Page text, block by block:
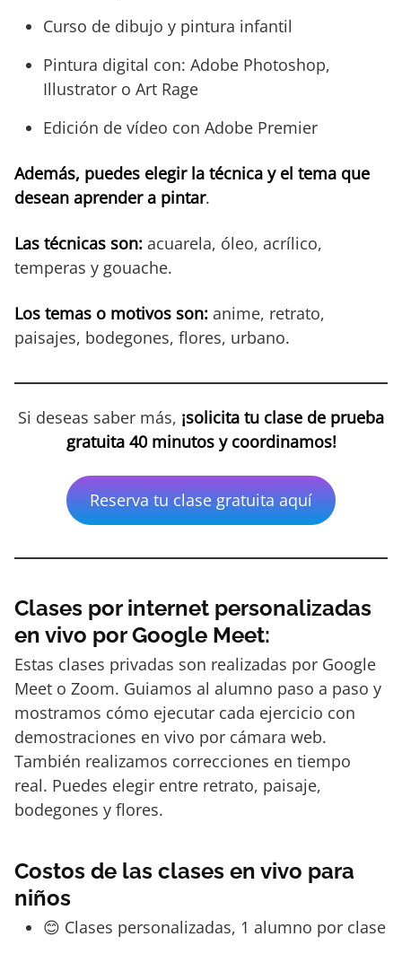
Curso de dibujo y pintura infantil
Pintura digital con: Adobe Photoshop,
Illustrator o Art Rage
Edición de vídeo con Adobe Premier
Además, puedes elegir la técnica y el tema que
desean aprender a pintar.
Las técnicas son: acuarela, óleo, acrílico,
temperas y gouache.
Los temas o motivos son: anime, retrato,
paisajes, bodegones, flores, urbano.
Si deseas saber más, ¡solicita tu clase de prueba
gratuita 40 minutos y coordinamos!
Reserva tu clase gratuita aquí
Clases por internet personalizadas
en vivo por Google Meet:
Estas clases privadas son realizadas por Google
Meet o Zoom. Guiamos al alumno paso a paso y
mostramos cómo ejecutar cada ejercicio con
demostraciones en vivo por cámara web.
También realizamos correcciones en tiempo
real. Puedes elegir entre retrato, paisaje,
bodegones y flores.
Costos de las clases en vivo para
niños
😊 Clases personalizadas, 1 alumno por clase